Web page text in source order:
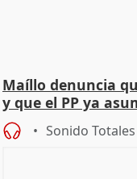
Maíllo denuncia
y que el PP ya
Sonido Totales